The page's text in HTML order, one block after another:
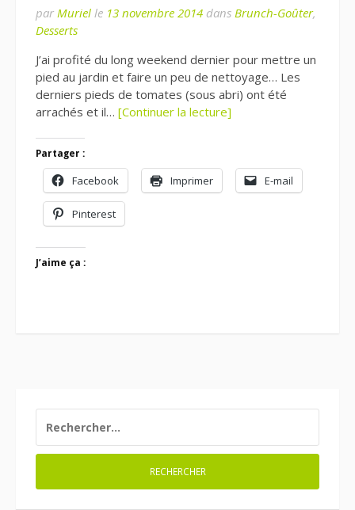
par Muriel le 13 novembre 2014 dans Brunch-Goûter,
Desserts
J’ai profité du long weekend dernier pour mettre un
pied au jardin et faire un peu de nettoyage… Les
derniers pieds de tomates (sous abri) ont été
arrachés et il… [Continuer la lecture]
Partager :
Facebook Imprimer E-mail
Pinterest
J’aime ça :